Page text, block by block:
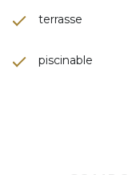
terrasse
piscinable